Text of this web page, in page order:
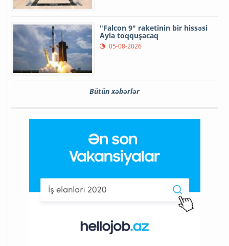
"Falcon 9" raketinin bir hissəsi
Ayla toqquşacaq
05-08-2026
Bütün xəbərlər